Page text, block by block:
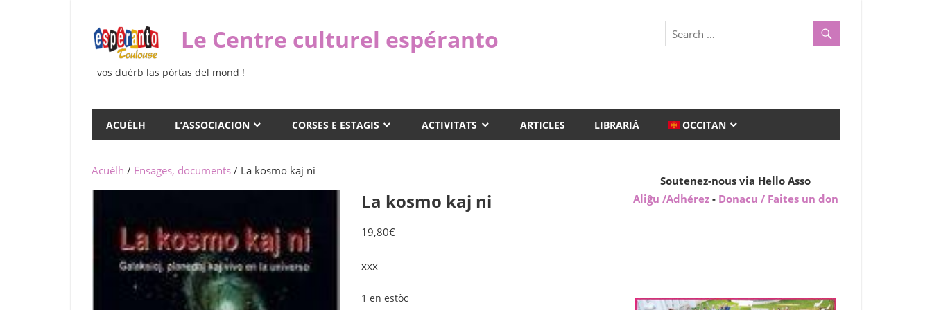
content
Le Centre culturel espéranto
vos duèrb las pòrtas del mond !
ACUÈLH L’ASSOCIACION CORSES E ESTAGIS ACTIVITATS ARTICLES LIBRARIÁ OCCITAN
Acuèlh / Ensages, documents / La kosmo kaj ni
La kosmo kaj ni
19,80€
xxx
1 en estòc
Soutenez-nous via Hello Asso
Aliĝu /Adhérez - Donacu / Faites un don